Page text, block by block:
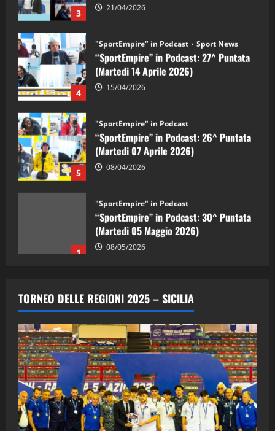
3
4
“SportEmpire” in Podcast: 27^ Puntata
(Martedi 14 Aprile 2026)
5
“SportEmpire” in Podcast: 26^ Puntata
(Martedi 07 Aprile 2026)
1
“SportEmpire” in Podcast: 30^ Puntata
(Martedi 05 Maggio 2026)
2
“SportEmpire” in Podcast: 29^ Puntata
(Martedi 28 Aprile 2026)
3
"SportEmpire" in Podcast
“SportEmpire” in Podcast: 28^ Puntata
(Martedi 21 Aprile 2026)
21/04/2026
TORNEO DELLE REGIONI 2025 – SICILIA